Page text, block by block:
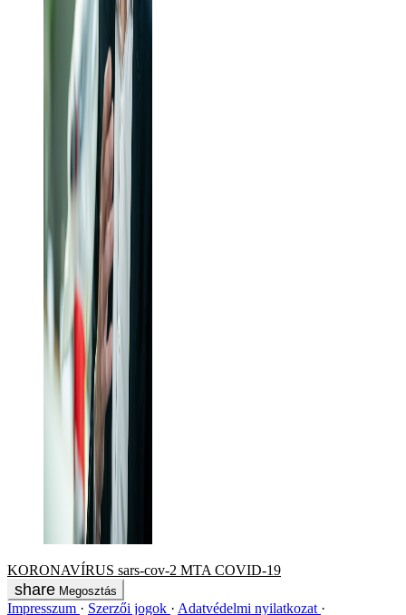
KORONAVÍRUS sars-cov-2 MTA COVID-19
Megosztás
Impresszum Szerzői jogok Adatvédelmi nyilatkozat